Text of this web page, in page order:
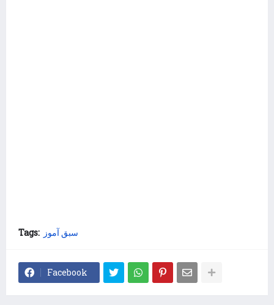
Tags: سبق آموز
Facebook